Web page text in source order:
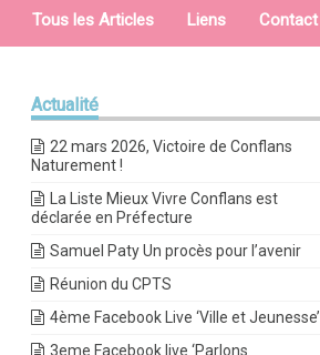
Tous les Articles Liens Contact
Actualité
22 mars 2026, Victoire de Conflans
Naturement !
La Liste Mieux Vivre Conflans est
déclarée en Préfecture
Samuel Paty Un procès pour l’avenir
Réunion du CPTS
4ème Facebook Live ‘Ville et Jeunesse’
3eme Facebook live ‘Parlons